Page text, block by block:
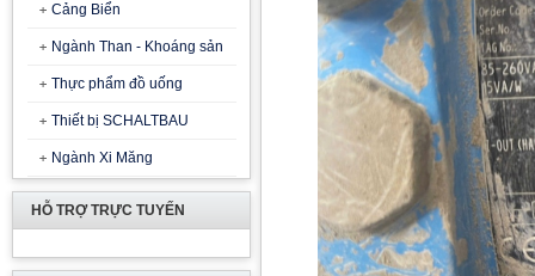
Cảng Biển
Ngành Than - Khoáng sản
Thực phẩm đồ uống
Thiết bị SCHALTBAU
Ngành Xi Măng
HỖ TRỢ TRỰC TUYẾN